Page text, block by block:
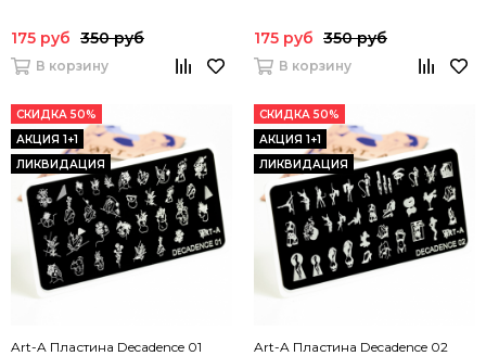
175 руб 350 руб
В корзину
175 руб 350 руб
В корзину
СКИДКА 50%
АКЦИЯ 1+1
ЛИКВИДАЦИЯ
Art-A Пластина Decadence 01
СКИДКА 50%
АКЦИЯ 1+1
ЛИКВИДАЦИЯ
Art-A Пластина Decadence 02